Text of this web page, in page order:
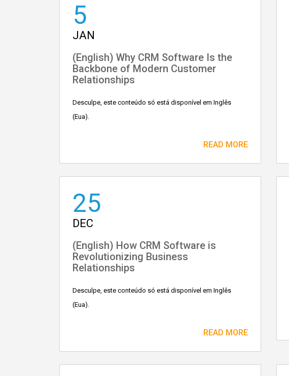
5
JAN
(English) Why CRM Software Is the
Backbone of Modern Customer
Relationships
Desculpe, este conteúdo só está disponível em Inglês
(Eua).
READ MORE
25
DEC
(English) How CRM Software is
Revolutionizing Business
Relationships
Desculpe, este conteúdo só está disponível em Inglês
(Eua).
READ MORE